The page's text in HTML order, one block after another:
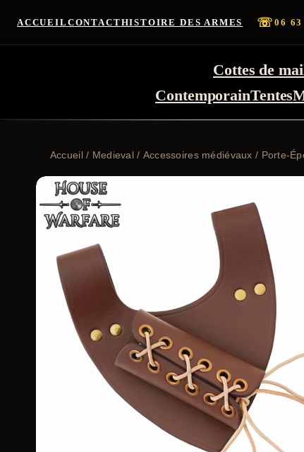
ACCUEIL CONTACTHISTOIRE DES ARMES ☏06
Cottes de
ContemporainTentes
Accueil/ Medieval/ Accessoires médiévaux / Porte-